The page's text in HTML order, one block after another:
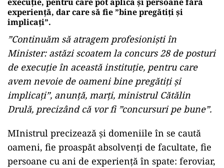
experienţă, dar care să fie ”bine pregătiţi şi
implicaţi”.
”Continuăm să atragem profesionişti în
Minister: astăzi scoatem la concurs 28 de posturi
de execuţie în această instituţie, pentru care
avem nevoie de oameni bine pregătiţi şi
implicaţi”, anunţă, marţi, ministrul Cătălin
Drulă, precizând că vor fi ”concursuri pe bune”.
MInistrul precizează şi domeniile în se caută
oameni, fie proaspăt absolvenţi de facultate, fie
persoane cu ani de experienţă în spate: feroviar,